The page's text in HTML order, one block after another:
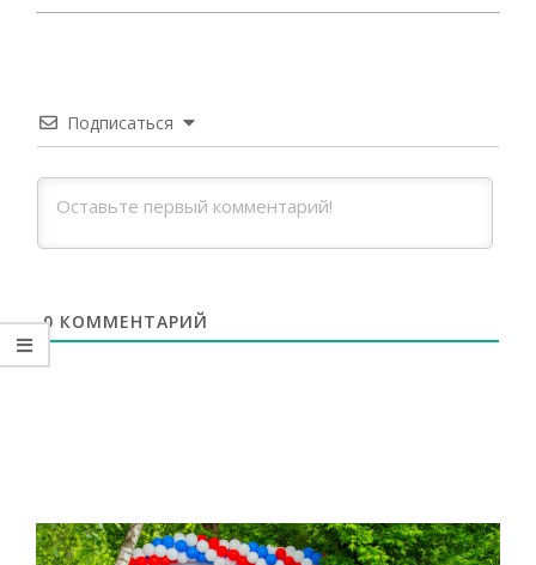
Подписаться
0 КОММЕНТАРИЙ